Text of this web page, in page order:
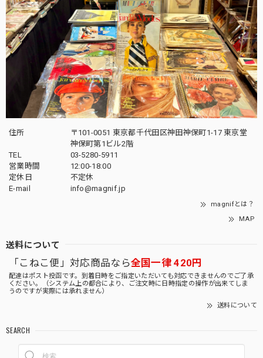
住所
〒101-0051 東京都千代田区神田神保町1-17 東京堂
神保町第1ビル2階
TEL
03-5280-5911
営業時間
12:00-18:00
定休日
不定休
E-mail
info@magnif.jp
magnifとは？
MAP
送料について
「こねこ便」対応商品なら全国一律 420円
配達はポスト投函です。到着日時をご指定いただいても対応できませんのでご了承
ください。（システム上の都合により、ご注文時に日時指定の操作が出来てしま
うのですが実際には承れません）
送料について
SEARCH